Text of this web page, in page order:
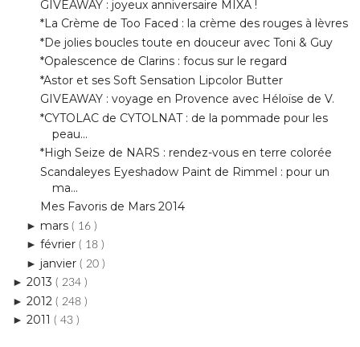
*Opalescence de Clarins : focus sur le regard
*Astor et ses Soft Sensation Lipcolor Butter
GIVEAWAY : voyage en Provence avec Héloïse de V.
*CYTOLAC de CYTOLNAT : de la pommade pour les
peau...
*High Seize de NARS : rendez-vous en terre colorée
Scandaleyes Eyeshadow Paint de Rimmel : pour un
ma...
Mes Favoris de Mars 2014
mars( 16 )
février
janvier( 20 )
2013( 234 )
2012( 248 )
2011( 43 )